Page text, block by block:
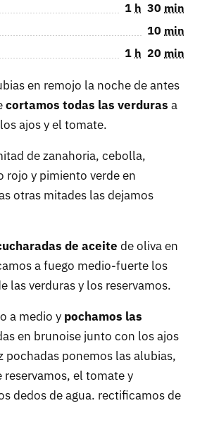
1 h 30 min
10 min
1 h 20 min
en remojo la noche de antes
cortamos todas las verduras a
ajos y el tomate.
de zanahoria, cebolla,
rojo y pimiento verde en
otras mitades las dejamos
de aceite de oliva en
a fuego medio-fuerte los
las verduras y los reservamos.
a medio y pochamos las
en brunoise junto con los ajos
pochadas ponemos las alubias,
reservamos, el tomate y
dedos de agua. rectificamos de